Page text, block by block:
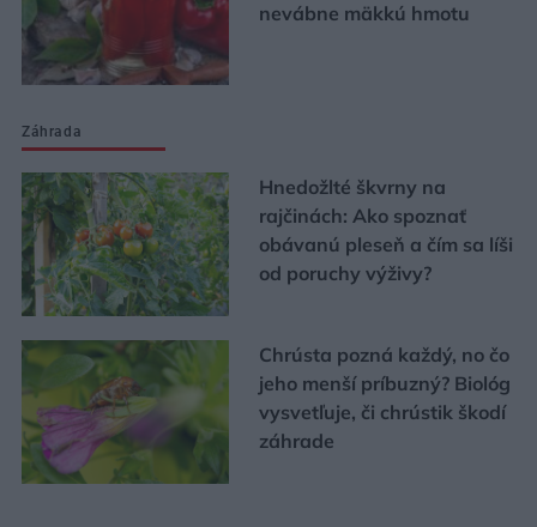
nevábne mäkkú hmotu
Záhrada
Hnedožlté škvrny na
rajčinách: Ako spoznať
obávanú pleseň a čím sa líši
od poruchy výživy?
Chrústa pozná každý, no čo
jeho menší príbuzný? Biológ
vysvetľuje, či chrústik škodí
záhrade